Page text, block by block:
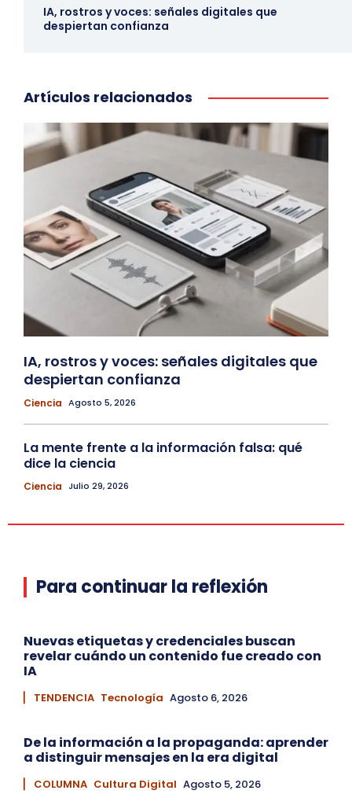
IA, rostros y voces: señales digitales que
despiertan confianza
Artículos relacionados
IA, rostros y voces: señales digitales que
despiertan confianza
Ciencia Agosto 5, 2026
La mente frente a la información falsa: qué
dice la ciencia
Ciencia Julio 29, 2026
Para continuar la reflexión
Nuevas etiquetas y credenciales buscan
revelar cuándo un contenido fue creado con
IA
▏ TENDENCIA Tecnología Agosto 6, 2026
De la información a la propaganda: aprender
a distinguir mensajes en la era digital
▏ COLUMNA Cultura Digital Agosto 5, 2026